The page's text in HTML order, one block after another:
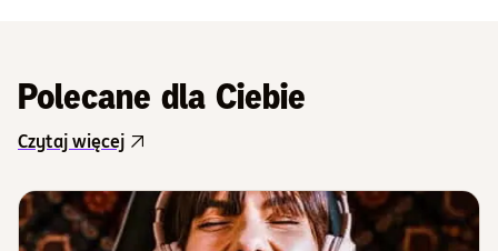
Polecane dla Ciebie
Czytaj więcej